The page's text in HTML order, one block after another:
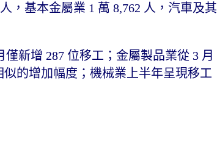
，基本金屬業 1 萬 8,762 人，汽車及其
新增 287 位移工；金屬製品業從 3 月
的增加幅度；機械業上半年呈現移工